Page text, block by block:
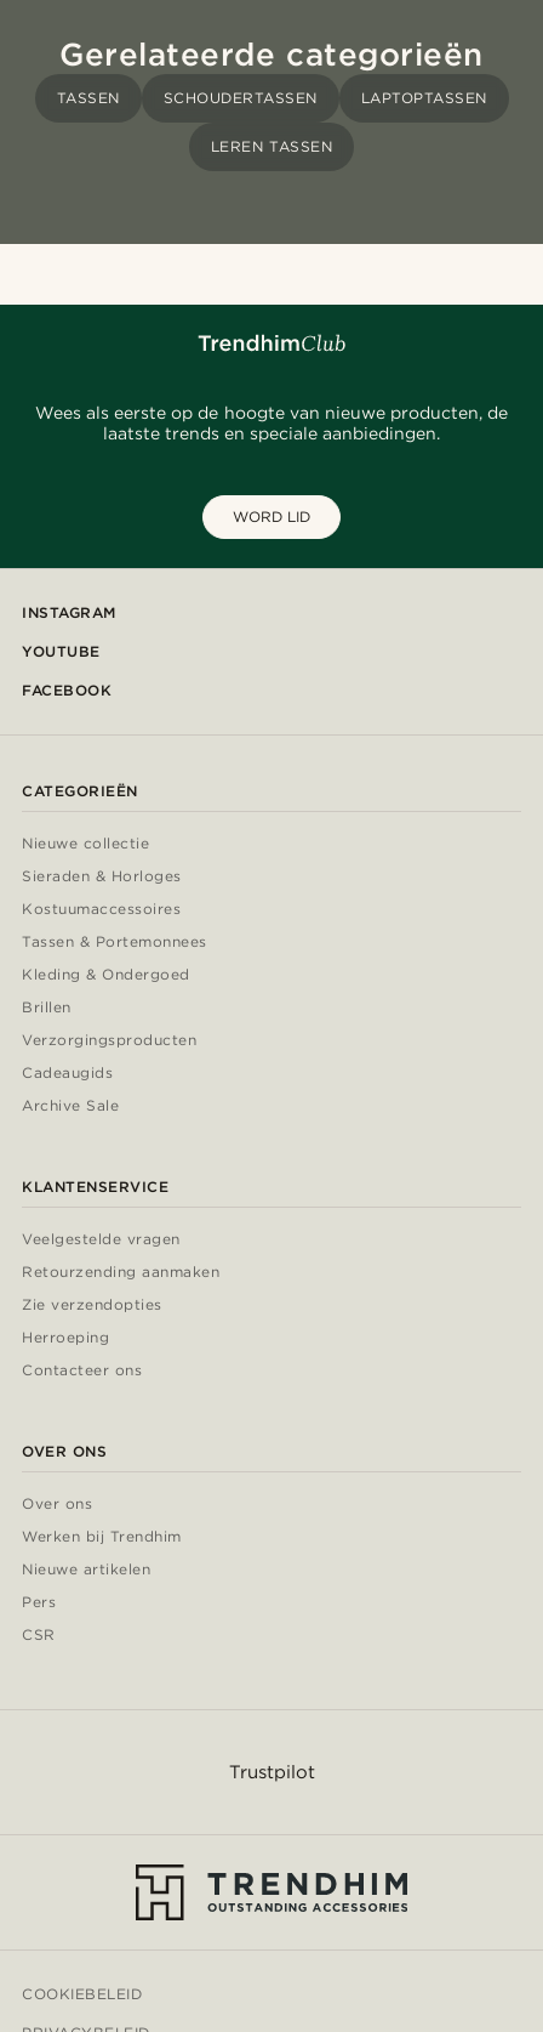
Gerelateerde categorieën
TASSEN SCHOUDERTASSEN LAPTOPTASSEN
LEREN TASSEN
Wees als eerste op de hoogte van nieuwe producten, de
laatste trends en speciale aanbiedingen.
WORD LID
INSTAGRAM
YOUTUBE
FACEBOOK
CATEGORIEËN
Nieuwe collectie
Sieraden & Horloges
Kostuumaccessoires
Tassen & Portemonnees
Kleding & Ondergoed
Brillen
Verzorgingsproducten
Cadeaugids
Archive Sale
KLANTENSERVICE
Veelgestelde vragen
Retourzending aanmaken
Zie verzendopties
Herroeping
Contacteer ons
OVER ONS
Over ons
Werken bij Trendhim
Nieuwe artikelen
Pers
CSR
Trustpilot
COOKIEBELEID